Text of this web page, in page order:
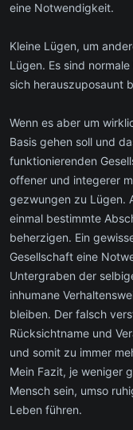
eine Notwendigkeit.
Kleine Lügen, um
Lügen. Es sind
sich herauszuposaunt
Wenn es aber um
Basis gehen soll und
funktionierenden
offener und integerer
gezwungen zu Lügen.
einmal bestimmte
beherzigen. Ein
Gesellschaft eine
Untergraben der
inhumane
bleiben. Der falsch
Rücksichtname und
und somit zu immer
Mein Fazit, je weniger
Mensch sein, umso
Leben führen.